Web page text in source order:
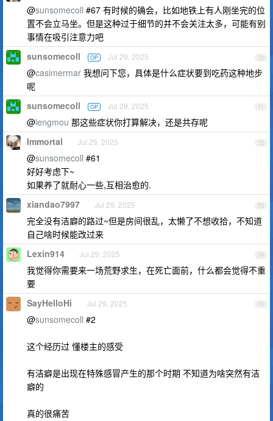
@sunsomecoll #67 有时候的确会，比如地铁上有人刚坐完的位
置不会立马坐。但是这种过于细节的并不会关注太多，可能有别
事情在吸引注意力吧
70
sunsomecoll OP Jul 29, 2025
@casimermar 我想问下您，具体是什么症状要到吃药这种地步
呢
71
sunsomecoll OP Jul 29, 2025
@lengmou 那这些症状你打算解决，还是共存呢
72
Immortal Jul 29, 2025
@sunsomecoll #61
好好考虑下~
如果养了就耐心一些,互相治愈的.
73
xiandao7997 Jul 29, 2025
完全没有洁癖的路过~但是房间很乱，太懒了不想收拾，不知道
自己啥时候能改过来
74
Lexin914 Jul 29, 2025
我觉得你需要来一场荒野求生，在死亡面前，什么都会觉得不重
要
75
SayHelloHi Jul 29, 2025
@sunsomecoll #2
这个经历过 懂楼主的感受
有洁癖是出现在特殊感冒产生的那个时期 不知道为啥突然有洁
癖的
真的很痛苦